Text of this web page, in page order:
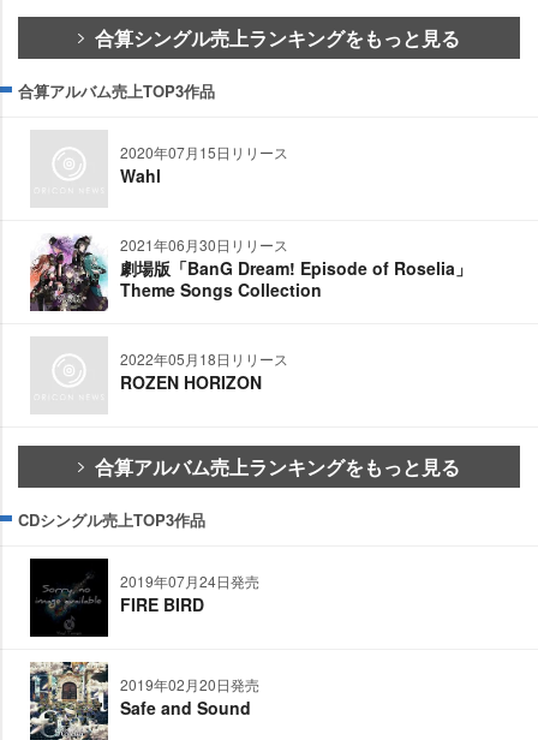
合算シングル売上ランキングをもっと見る
合算アルバム売上TOP3作品
2020年07月15日リリース
Wahl
2021年06月30日リリース
劇場版「BanG Dream! Episode of Roselia」
Theme Songs Collection
2022年05月18日リリース
ROZEN HORIZON
合算アルバム売上ランキングをもっと見る
CDシングル売上TOP3作品
2019年07月24日発売
FIRE BIRD
2019年02月20日発売
Safe and Sound